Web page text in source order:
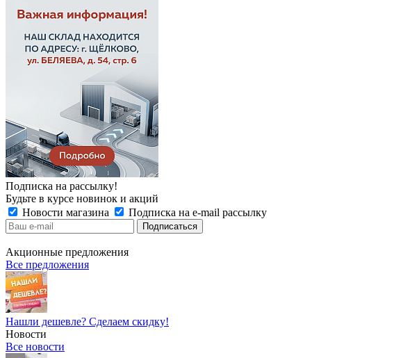
Подписка на рассылку!
Будьте в курсе новинок и акций
Новости магазина
Подписка на e-mail рассылку
Акционные предложения
Все предложения
Нашли дешевле? Сделаем скидку!
Новости
Все новости